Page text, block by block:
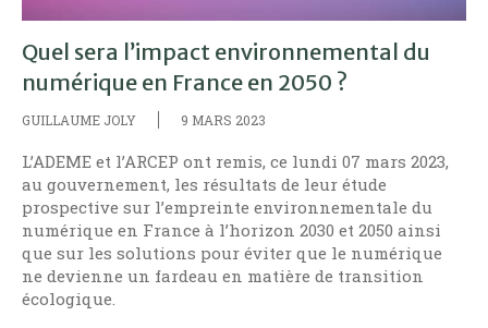
Quel sera l’impact environnemental du
numérique en France en 2050 ?
GUILLAUME JOLY 9 MARS 2023
L’ADEME et l’ARCEP ont remis, ce lundi 07 mars 2023,
au gouvernement, les résultats de leur étude
prospective sur l’empreinte environnementale du
numérique en France à l’horizon 2030 et 2050 ainsi
que sur les solutions pour éviter que le numérique
ne devienne un fardeau en matière de transition
écologique.